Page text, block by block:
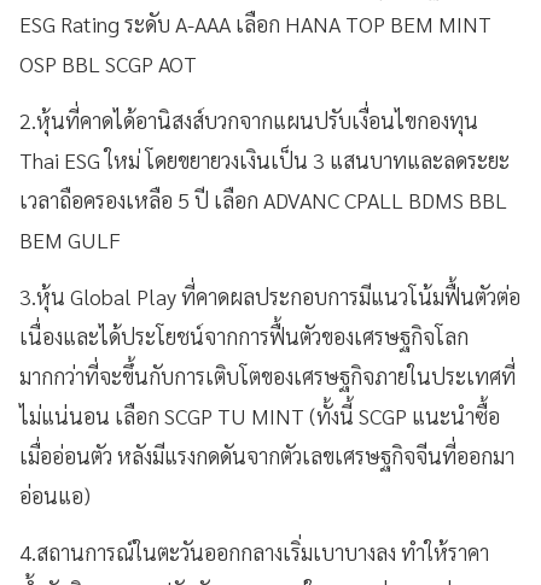
ESG Rating ระดับ A-AAA เลือก HANA TOP BEM MINT
OSP BBL SCGP AOT
2.หุ้นที่คาดได้อานิสงส์บวกจากแผนปรับเงื่อนไขกองทุน
Thai ESG ใหม่ โดยขยายวงเงินเป็น 3 แสนบาทและลดระยะ
เวลาถือครองเหลือ 5 ปี เลือก ADVANC CPALL BDMS BBL
BEM GULF
3.หุ้น Global Play ที่คาดผลประกอบการมีแนวโน้มฟื้นตัวต่อ
เนื่องและได้ประโยชน์จากการฟื้นตัวของเศรษฐกิจโลก
มากกว่าที่จะขึ้นกับการเติบโตของเศรษฐกิจภายในประเทศที่
ไม่แน่นอน เลือก SCGP TU MINT (ทั้งนี้ SCGP แนะนำซื้อ
เมื่ออ่อนตัว หลังมีแรงกดดันจากตัวเลขเศรษฐกิจจีนที่ออกมา
อ่อนแอ)
4.สถานการณ์ในตะวันออกกลางเริ่มเบาบางลง ทำให้ราคา